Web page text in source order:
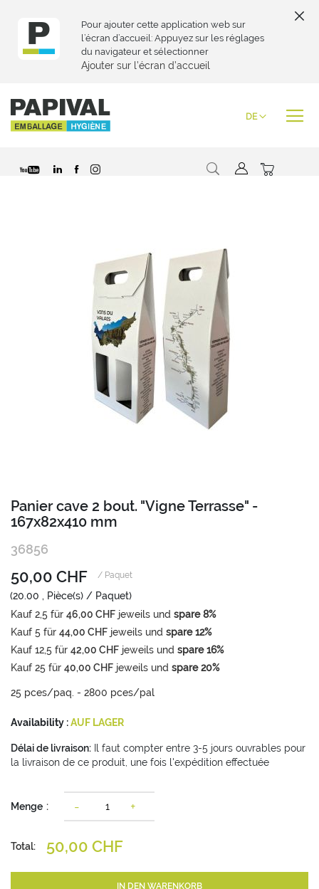
Pour ajouter cette application web sur
l’écran d’accueil: Appuyez sur les réglages
du navigateur et sélectionner
Ajouter sur l’écran d’accueil
Inhalt
springen
Sprache
DE
Suche Mein
Anfang
der
springen
Panier cave 2 bout. "Vigne Terrasse" -
167x82x410 mm
36856
50,00 CHF / Paquet
(20.00 , Pièce(s) / Paquet)
Kauf 2,5 für 46,00 CHF jeweils und spare8%
Kauf 5 für 44,00 CHF jeweils und spare12%
Kauf 12,5 für 42,00 CHF jeweils und spare16%
Kauf 25 für 40,00 CHF jeweils und spare20%
25 pces/paq. - 2800 pces/pal
Availability :AUF LAGER
Délai de livraison: Il faut compter entre 3-5 jours ouvrables pour
la livraison de ce produit, une fois l'expédition effectuée
Menge +
-
Total: 50,00 CHF
IN DEN WARENKORB